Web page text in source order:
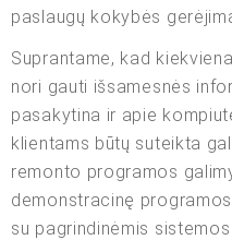
paslaugų kokybės
Suprantame, kad
nori gauti išsamesnės
pasakytina ir apie
klientams būtų suteikta
remonto programos
demonstracinę
su pagrindinėmis